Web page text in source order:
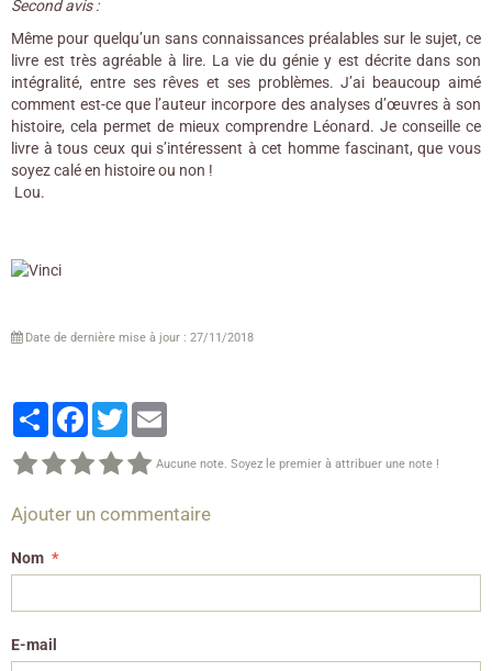
Second avis :
Même pour quelqu’un sans connaissances préalables sur le sujet, ce
livre est très agréable à lire. La vie du génie y est décrite dans son
intégralité, entre ses rêves et ses problèmes. J’ai beaucoup aimé
comment est-ce que l’auteur incorpore des analyses d’œuvres à son
histoire, cela permet de mieux comprendre Léonard. Je conseille ce
livre à tous ceux qui s’intéressent à cet homme fascinant, que vous
soyez calé en histoire ou non !
Lou.
Date de dernière mise à jour : 27/11/2018
PartagerFacebook
Twitter
Aucune note. Soyez le premier à attribuer une note !
Ajouter un commentaire
Nom
E-mail